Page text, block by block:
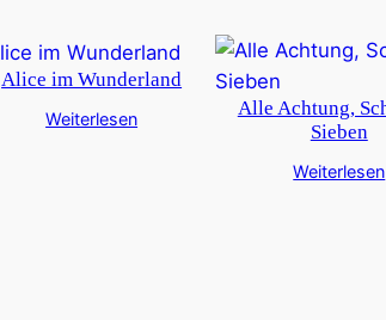
Alice im Wunderland
Weiterlesen
Alle Achtung,
Sieben
Weiterlesen